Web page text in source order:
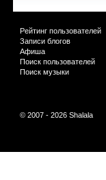
Рейтинг пользователей
Записи блогов
Афиша
Поиск пользователей
Поиск музыки
© 2007 - 2026 Shalala